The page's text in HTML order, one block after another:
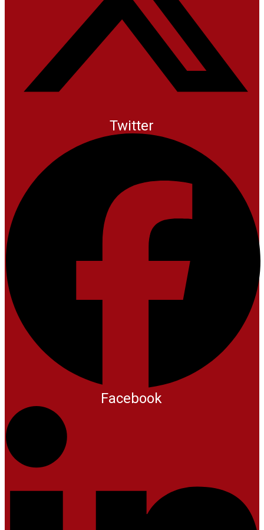
Twitter
Facebook